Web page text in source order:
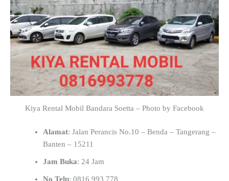
Kiya Rental Mobil Bandara Soetta – Photo by Facebook
Alamat: Jalan Perancis No.10 – Benda – Tangerang –
Banten – 15211
Jam Buka: 24 Jam
No Telp: 0816 993 778